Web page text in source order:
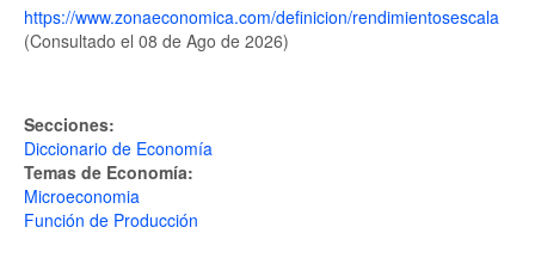
https://www.zonaeconomica.com/definicion/rendimientosescala
(Consultado el 08 de Ago de 2026)
Secciones:
Diccionario de Economía
Temas de Economía:
Microeconomia
Función de Producción